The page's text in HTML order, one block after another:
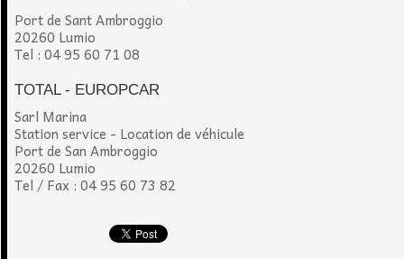
Port de Sant Ambroggio
20260 Lumio
Tel : 04 95 60 71 08
TOTAL - EUROPCAR
Sarl Marina
Station service - Location de véhicule
Port de San Ambroggio
20260 Lumio
Tel / Fax : 04 95 60 73 82